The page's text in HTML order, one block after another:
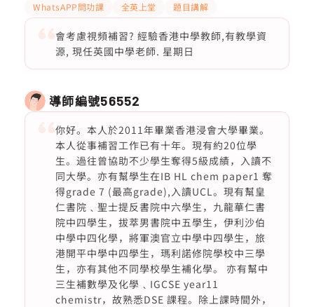
WhatsAPP問功課 全英上堂 題目講解
會考慮視頻補習? 經驗香港中學教師,有教學資
源, 現任英國中學老師. 星期日
導師編號56552
你好。本人於2011年畢業香港浸會大學畢業。
本人從事補習工作已有十年。現有約20位學
生。過往曾協助不少學生奪得5級成績，入讀不
同大學。亦有幫學生在IB HL chem paper1 奪
得grade 7 (最高grade),入讀UCL。現有幫皇
仁書院﹑聖士提反書院中六學生，九龍華仁書
院中四學生，拔萃男書院中五學生，伊利沙伯
中學中四化學，將軍澳官立中學中四學生，旅
港開平中學中四學生，瑪利諾修院學校中三學
生，亦有其他不同學校學生補化學。 亦有幫中
三生補數學及化學﹑IGCSE year11
chemistr，故熟悉DSE 課程。除上課時間外，